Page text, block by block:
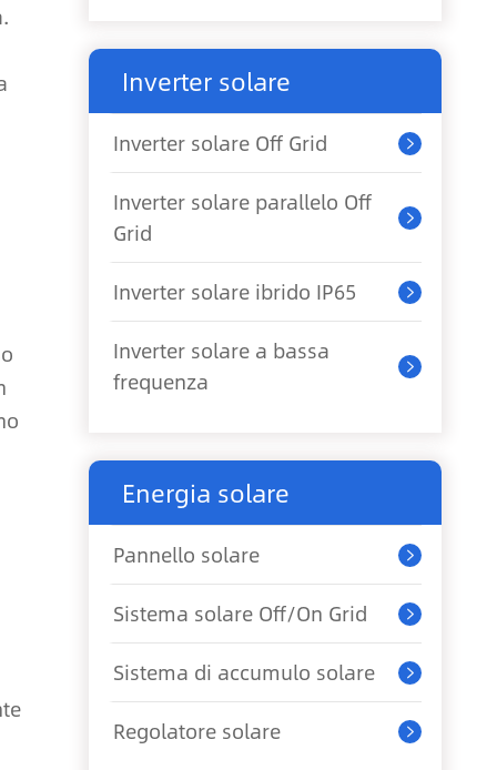
Inverter solare
Inverter solare Off Grid 
Inverter solare parallelo Off
Grid

Inverter solare ibrido IP65 
Inverter solare a bassa
frequenza

Energia solare
Pannello solare 
Sistema solare Off/On Grid 
Sistema di accumulo solare 
Regolatore solare 